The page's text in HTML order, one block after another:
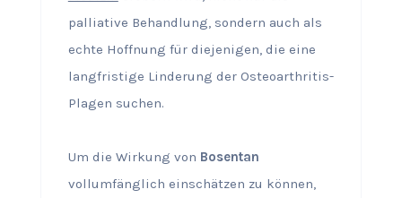
palliative Behandlung, sondern auch als
echte Hoffnung für diejenigen, die eine
langfristige Linderung der Osteoarthritis-
Plagen suchen.
Um die Wirkung von Bosentan
vollumfänglich einschätzen zu können,